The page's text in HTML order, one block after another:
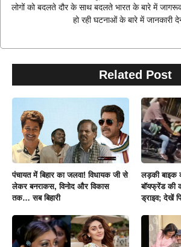
लोगों को बदलते दौर के साथ बदलते भारत के बारे में
हो रही घटनाओं के बारे में जानकारी
Related Post
पंचायत में बिहार का जलवा! विधायक जी से
लेकर बनराकस, विनोद और विकास
तक… सब बिहारी
लड़की बाइक
बॉयफ्रेंड की
ड्राइव; देखें